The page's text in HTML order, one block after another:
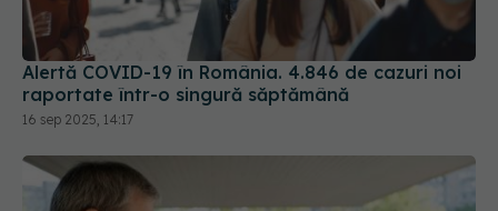
Alertă COVID-19 în România. 4.846 de cazuri noi
raportate într-o singură săptămână
16 sep 2025, 14:17